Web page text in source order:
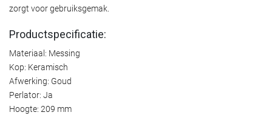
zorgt voor gebruiksgemak.
Productspecificatie:
Materiaal: Messing
Kop: Keramisch
Afwerking: Goud
Perlator: Ja
Hoogte: 209 mm